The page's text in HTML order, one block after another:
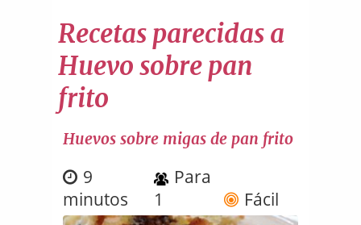
Recetas parecidas a
Huevo sobre pan
frito
Huevos sobre migas de pan frito
9
minutos
Para
1
Fácil